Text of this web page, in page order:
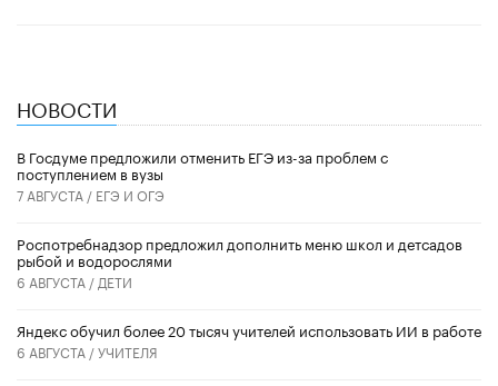
НОВОСТИ
В Госдуме предложили отменить ЕГЭ из-за проблем с
поступлением в вузы
7 АВГУСТА / ЕГЭ И ОГЭ
Роспотребнадзор предложил дополнить меню школ и детсадов
рыбой и водорослями
6 АВГУСТА / ДЕТИ
​Яндекс обучил более 20 тысяч учителей использовать ИИ в работе
6 АВГУСТА /УЧИТЕЛЯ